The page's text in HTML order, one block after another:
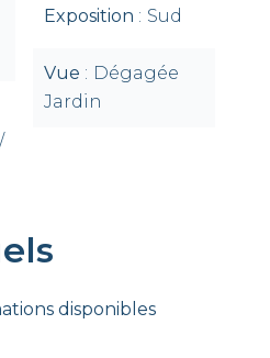
Exposition Sud
Vue
Dégagée
Jardin
disponibles